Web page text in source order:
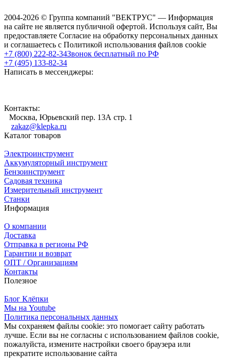
2004-2026 © Группа компаний "ВЕКТРУС" — Информация
на сайте не является публичной офертой. Используя сайт, Вы
предоставляете Согласие на обработку персональных данных
и соглашаетесь с Политикой использования файлов cookie
+7 (800) 222-82-34Звонок бесплатный по РФ
+7 (495) 133-82-34
Написать в мессенджеры:
Контакты:
Москва, Юрьевский пер. 13А стр. 1
zakaz@klepka.ru
Каталог товаров
Электроинструмент
Аккумуляторный инструмент
Бензоинструмент
Садовая техника
Измерительный инструмент
Станки
Информация
О компании
Доставка
Отправка в регионы РФ
Гарантии и возврат
ОПТ / Организациям
Контакты
Полезное
Блог Клёпки
Мы на Youtube
Политика персональных данных
Мы сохраняем файлы cookie: это помогает сайту работать
лучше. Если вы не согласны с использованием файлов cookie,
пожалуйста, измените настройки своего браузера или
прекратите использование сайта